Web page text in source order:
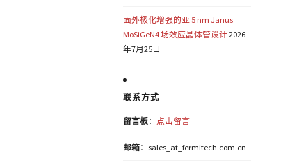
面外极化增强的亚 5 nm Janus
MoSiGeN4 场效应晶体管设计2026
年7月25日
联系方式
留言板： 点击留言
邮箱：sales_at_fermitech.com.cn